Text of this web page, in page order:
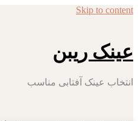
Skip to content
عینک ریبن
انتخاب عینک آفتابی مناسب